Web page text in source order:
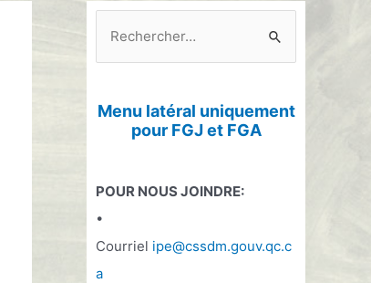
h
c
h
e
r
Menu latéral uniquement
pour FGJ et FGA
POUR NOUS JOINDRE:
•
Courriel ipe@cssdm.gouv.qc.c
a